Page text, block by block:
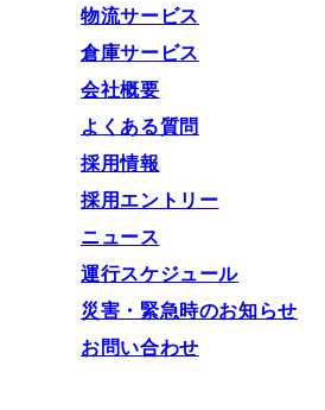
物流サービス
倉庫サービス
会社概要
よくある質問
採用情報
採用エントリー
ニュース
運行スケジュール
災害・緊急時のお知らせ
お問い合わせ